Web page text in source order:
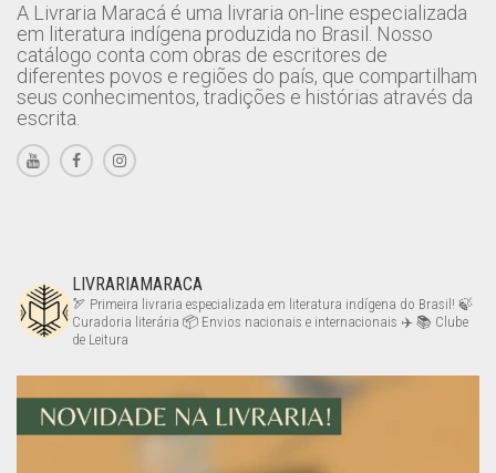
A Livraria Maracá é uma livraria on-line especializada
em literatura indígena produzida no Brasil. Nosso
catálogo conta com obras de escritores de
diferentes povos e regiões do país, que compartilham
seus conhecimentos, tradições e histórias através da
escrita.
LIVRARIAMARACA
🏹 Primeira livraria especializada em literatura indígena do Brasil! 🍃
Curadoria literária 📦 Envios nacionais e internacionais ✈️ 📚 Clube
de Leitura